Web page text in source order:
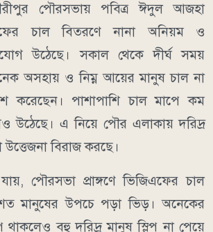
পৌরসভায় পবিত্র ঈদুল আজহা
চাল বিতরণে নানা অনিয়ম ও
উঠেছে। সকাল থেকে দীর্ঘ সময়
অসহায় ও নিম্ন আয়ের মানুষ চাল না
করেছেন। পাশাপাশি চাল মাপে কম
উঠেছে। এ নিয়ে পৌর এলাকায় দরিদ্র
উত্তেজনা বিরাজ করছে।
পৌরসভা প্রাঙ্গণে ভিজিএফের চাল
মানুষের উপচে পড়া ভিড়। অনেকের
থাকলেও বহু দরিদ্র মানুষ স্লিপ না পেয়ে